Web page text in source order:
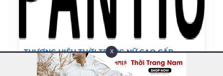
THƯƠNG HIỆU THỜI TRANG NỮ CAO CẤP
PANTIO
Phong cách thiết kế sáng tạo, hợp thời, xu hướng cập
X